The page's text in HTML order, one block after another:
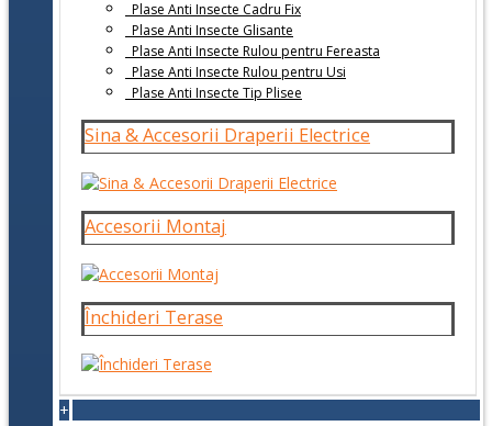
Plase Anti Insecte Cadru Fix
Plase Anti Insecte Glisante
Plase Anti Insecte Rulou pentru Fereasta
Plase Anti Insecte Rulou pentru Usi
Plase Anti Insecte Tip Plisee
Sina & Accesorii Draperii Electrice
Accesorii Montaj
Închideri Terase
+